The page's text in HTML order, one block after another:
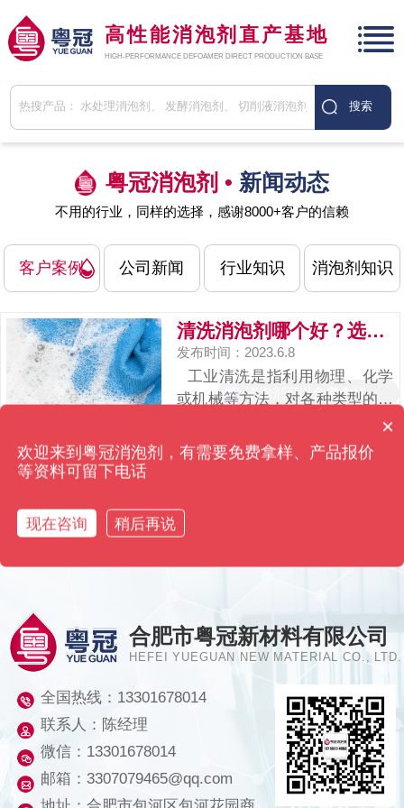
高性能消泡剂直产基地
HIGH-PERFORMANCE DEFOAMER DIRECT PRODUCTION BASE
粤冠消泡剂 • 新闻动态
不用的行业，同样的选择，感谢8000+客户的信赖
客户案例 公司新闻 行业知识 消泡剂知识
清洗消泡剂哪个好？选对消泡剂，让清洗更有效...
发布时间：2023.6.8
工业清洗是指利用物理、化学
或机械等方法，对各种类型的设
备、机器、管道、工件、零部件
等进行表面污垢、油脂、尘埃、
铁锈等有害物质的清洗，以达到
锈、消毒、杀...
合肥市粤冠新材料有限公司
HEFEI YUEGUAN NEW MATERIAL CO., LTD.
全国热线： 13301678014
联系人：陈经理
微信：13301678014
邮箱：3307079465@qq.com
消泡剂有哪些种类？
消泡剂可以免费拿样吗？
×
欢迎来到粤冠消泡剂，有需要免费拿样、产品报价
等资料可留下电话
现在咨询 稍后再说